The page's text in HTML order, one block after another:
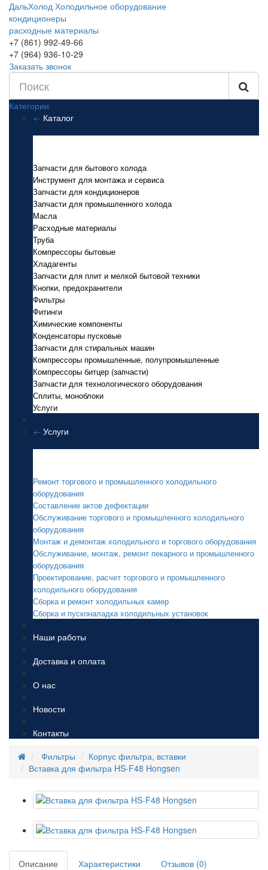
ДальХолод Холодильное оборудование
кондиционеры
расходные материалы
+7 (861) 992-49-66
+7 (964) 936-10-29
Заказать звонок
Категории
+- Каталог
Запчасти для бытового холода
Инструмент для монтажа и сервиса
Запчасти для кондиционеров
Запчасти для промышленного холода
Масла
Расходные материалы
Труба
Компрессоры бытовые
Хладагенты
Запчасти для плит и мелкой бытовой техники
Кнопки, предохранители
Фильтры
Фитинги
Химические компоненты
Конденсаторы пусковые
Запчасти для стиральных машин
Компрессоры промышленные, полупромышленные
Компрессоры битцер (запчасти)
Запчасти для технологического оборудования
Сплиты, моноблоки
Услуги
+- Услуги
Ремонт торгового и промышленного холодильного
оборудования
Составление актов дефектации
Обслуживание торгового и промышленного холодильного
оборудования
Монтаж и демонтаж холодильного и торгового оборудования
Обслуживание, монтаж, ремонт пекарного и промышленного
оборудования
Проектирование, расчет торгового и промышленного
холодильного оборудования
Сборка и ремонт холодильных камер
Сборка и пусконаладка холодильных установок
Наши работы
Доставка и оплата
О нас
Новости
Контакты
Фильтры
Корпус фильтра, вставки
Вставка для фильтра HS-F48 Hongsen
Описание Характеристики
Отзывов (0)